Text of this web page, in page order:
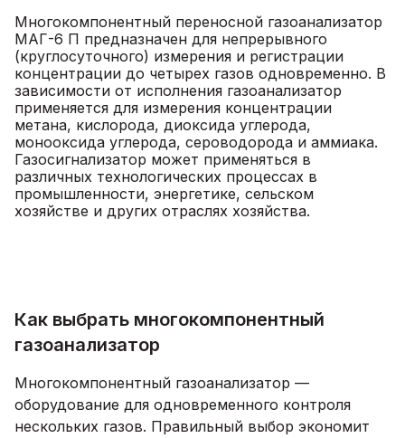
Многокомпонентный переносной газоанализатор
МАГ-6 П предназначен для непрерывного
(круглосуточного) измерения и регистрации
концентрации до четырех газов одновременно. В
зависимости от исполнения газоанализатор
применяется для измерения концентрации
метана, кислорода, диоксида углерода,
монооксида углерода, сероводорода и аммиака.
Газосигнализатор может применяться в
различных технологических процессах в
промышленности, энергетике, сельском
хозяйстве и других отраслях хозяйства.
Как выбрать многокомпонентный
газоанализатор
Многокомпонентный газоанализатор —
оборудование для одновременного контроля
нескольких газов. Правильный выбор экономит